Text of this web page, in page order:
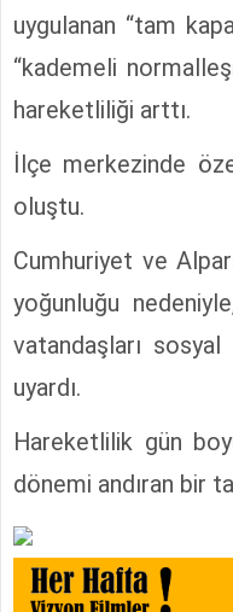
uygulanan “tam
“kademeli
hareketliliği arttı.
İlçe merkezinde
oluştu.
Cumhuriyet ve
yoğunluğu
vatandaşları
uyardı.
Hareketlilik gün
dönemi andıran bir